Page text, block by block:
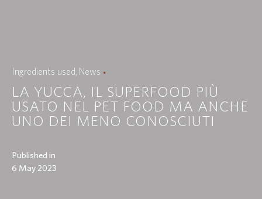
Ingredients used News
LA YUCCA, IL SUPERFOOD PIÙ
USATO NEL PET FOOD MA ANCHE
UNO DEI MENO CONOSCIUTI
Published in
6 May 2023